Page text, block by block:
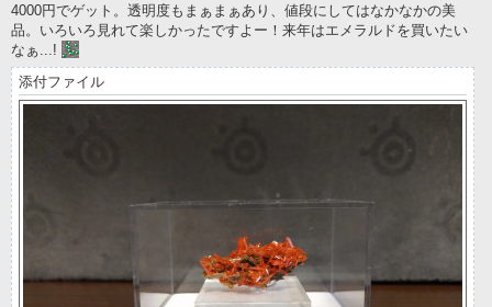
記
4000円でゲット。透明度もまぁまぁあり、値段にしてはなかなかの美
品。いろいろ見れて楽しかったですよー！来年はエメラルドを買いたい
なぁ...!
添付ファイル